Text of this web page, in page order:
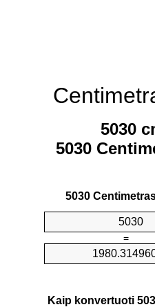
5030
5030
5030
=
Kaip konvertuoti